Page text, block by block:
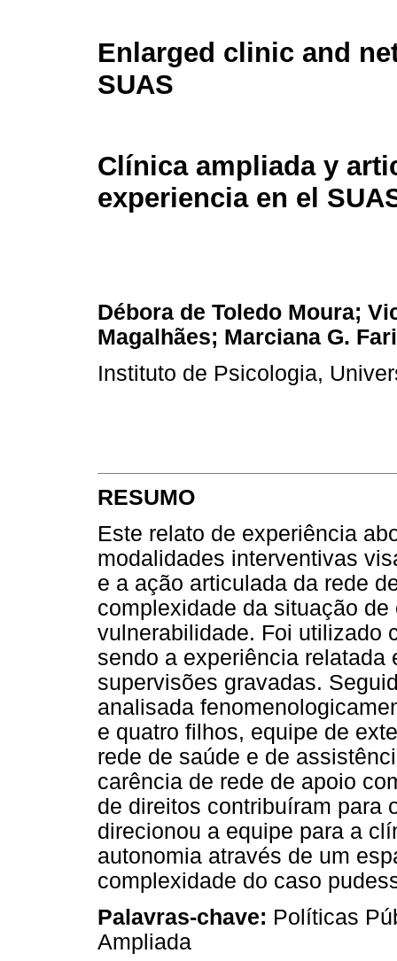
Enlarged clinic and
SUAS
Clínica ampliada y
experiencia en el
Débora de Toledo Moura;
Magalhães; Marciana G.
Instituto de Psicologia,
RESUMO
Este relato de experiência
modalidades interventivas
e a ação articulada da rede
complexidade da situação
vulnerabilidade. Foi utilizado
sendo a experiência relatada
supervisões gravadas.
analisada
e quatro filhos, equipe de
rede de saúde e de
carência de rede de apoio
de direitos contribuíram para
direcionou a equipe para a
autonomia através de um
complexidade do caso
Palavras-chave: Políticas
Ampliada